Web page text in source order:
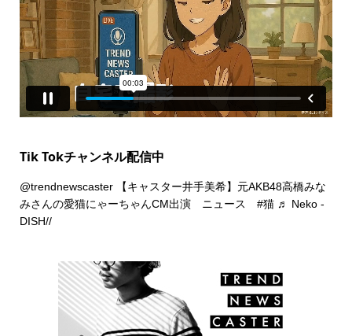
Tik Tokチャンネル配信中
@trendnewscaster【キャスター井手美希】元AKB48高橋みな
みさんの愛猫にゃーちゃんCM出演 ニュース #猫 ♬ Neko -
DISH//